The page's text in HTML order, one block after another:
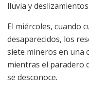
lluvia y
El miércoles, cuando
desaparecidos, los
siete mineros en una
mientras el paradero
se desconoce.